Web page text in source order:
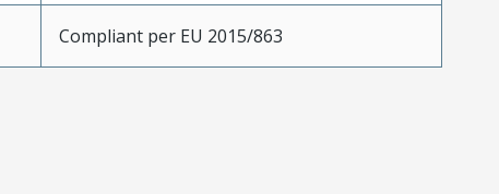
Compliant per EU 2015/863